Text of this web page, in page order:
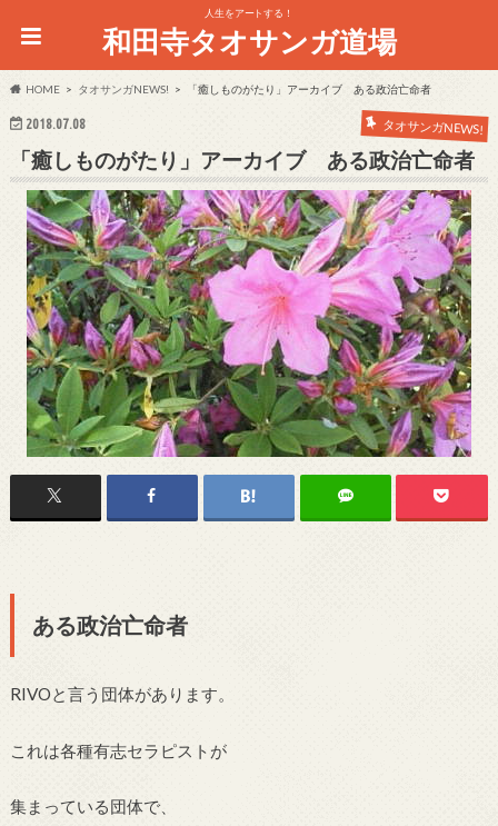
人生をアートする！
和田寺タオサンガ道場
HOME タオサンガNEWS! 「癒しものがたり」アーカイブ ある政治亡命者
2018.07.08 タオサンガNEWS!
「癒しものがたり」アーカイブ ある政治亡命者
ある政治亡命者
RIVOと言う団体があります。
これは各種有志セラピストが
集まっている団体で、